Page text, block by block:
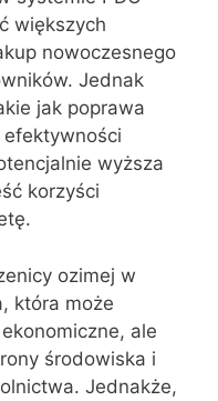
większych
nowoczesnego
Jednak
jak poprawa
wyższa
korzyści
ozimej w
która może
ale
środowiska i
Jednakże,